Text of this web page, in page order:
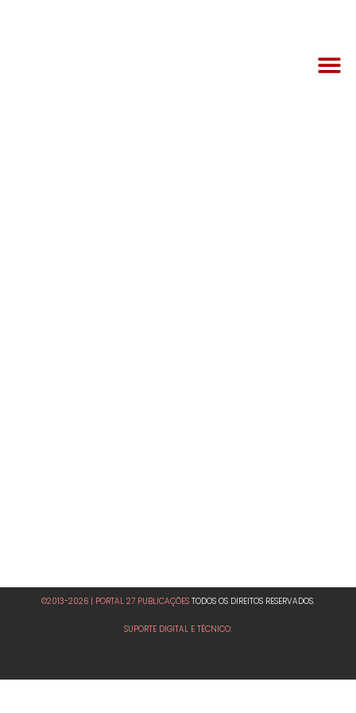
©2013-2026 | PORTAL 27 PUBLICAÇÕES TODOS OS DIREITOS RESERVADOS.
SUPORTE DIGITAL E TÉCNICO: